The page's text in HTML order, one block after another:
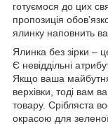
готуємося до цих
пропозиція
ялинку наповнить
Ялинка без зірки –
Є невіддільні
Якщо ваша
верхівки, тоді вам
товару. Срібляста
окрасою для